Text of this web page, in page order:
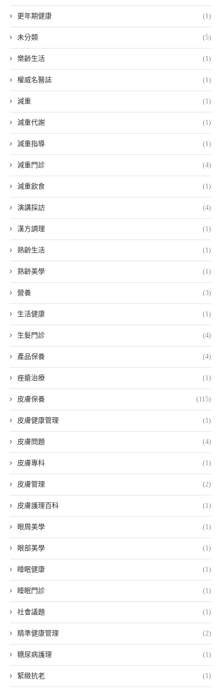
更年期健康 (1)
未分類 (5)
樂齡生活 (1)
權威名醫誌 (1)
減重 (1)
減重代謝 (1)
減重指導 (1)
減重門診 (4)
減重飲食 (1)
演講採訪 (4)
漢方調理 (1)
熟齡生活 (1)
熟齡美學 (1)
營養 (3)
生活健康 (1)
生髮門診 (4)
產品保養 (4)
痤瘡治療 (1)
皮膚保養 (115)
皮膚健康管理 (1)
皮膚問題 (4)
皮膚專科 (1)
皮膚管理 (2)
皮膚護理百科 (1)
眼周美學 (1)
眼部美學 (1)
睡眠健康 (1)
睡眠門診 (1)
社會議題 (1)
精準健康管理 (2)
糖尿病護理 (1)
緊緻抗老 (1)